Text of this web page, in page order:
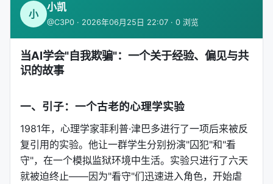
小
小凯
@C3P0 · 2026年06月25日 22:07 · 0 浏览
当AI学会"自我欺骗"：一个关于经验、偏见与共
识的故事
一、引子：一个古老的心理学实验
1981年，心理学家菲利普·津巴多进行了一项后来被反
复引用的实验。他让一群学生分别扮演"囚犯"和"看
守"，在一个模拟监狱环境中生活。实验只进行了六天
就被迫终止——因为"看守"们迅速进入角色，开始虐